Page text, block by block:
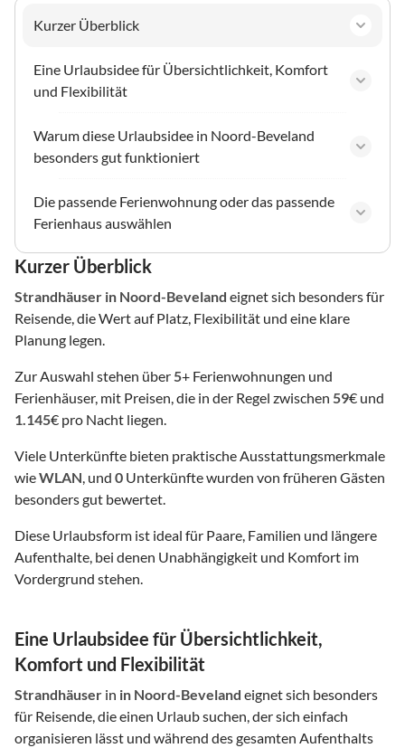
Kurzer Überblick
Eine Urlaubsidee für Übersichtlichkeit, Komfort
und Flexibilität
Warum diese Urlaubsidee in Noord-Beveland
besonders gut funktioniert
Die passende Ferienwohnung oder das passende
Ferienhaus auswählen
Kurzer Überblick
Strandhäuser in Noord-Beveland eignet sich besonders für
Reisende, die Wert auf Platz, Flexibilität und eine klare
Planung legen.
Zur Auswahl stehen über5+ Ferienwohnungen und
Ferienhäuser, mit Preisen, die in der Regel zwischen 59€ und
1.145€ pro Nacht liegen.
Viele Unterkünfte bieten praktische Ausstattungsmerkmale
wieWLAN, und 0 Unterkünfte wurden von früheren Gästen
besonders gut bewertet.
Diese Urlaubsform ist ideal für Paare, Familien und längere
Aufenthalte, bei denen Unabhängigkeit und Komfort im
Vordergrund stehen.
Eine Urlaubsidee für Übersichtlichkeit,
Komfort und Flexibilität
Strandhäuser in in Noord-Beveland eignet sich besonders
für Reisende, die einen Urlaub suchen, der sich einfach
organisieren lässt und während des gesamten Aufenthalts